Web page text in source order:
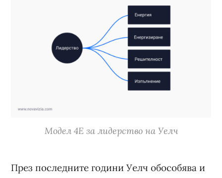
Модел 4E за лидерство на Уелч
През последните години Уелч обособява и